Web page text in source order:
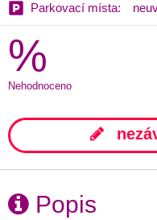
Parkovací místa:
%
Nehodnoceno
Popis